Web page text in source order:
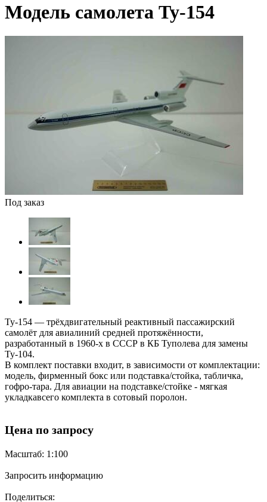
Модель самолета Ту-154
Под заказ
Ту-154 — трёхдвигательный реактивный пассажирский
самолёт для авиалиний средней протяжённости,
разработанный в 1960-х в СССР в КБ Туполева для замены
Ту-104.
В комплект поставки входит, в зависимости от комплектации:
модель, фирменный бокс или подставка/стойка, табличка,
гофро-тара. Для авиации на подставке/стойке - мягкая
укладкавсего комплекта в сотовый поролон.
Цена по запросу
Масштаб: 1:100
Запросить информацию
Поделиться: